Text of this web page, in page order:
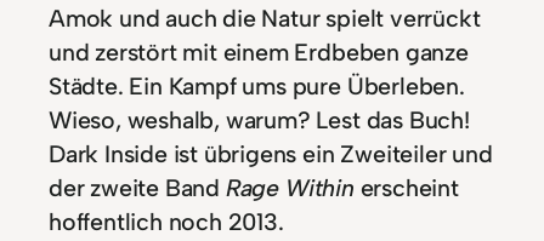
Amok und auch die Natur spielt verrückt
und zerstört mit einem Erdbeben ganze
Städte. Ein Kampf ums pure Überleben.
Wieso, weshalb, warum? Lest das Buch!
Dark Inside ist übrigens ein Zweiteiler und
der zweite Band Rage Within erscheint
hoffentlich noch 2013.